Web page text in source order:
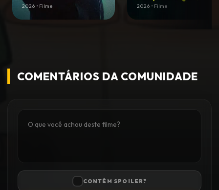
2026 • Filme 2026 • Filme
COMENTÁRIOS DA COMUNIDADE
CONTÉM SPOILER?